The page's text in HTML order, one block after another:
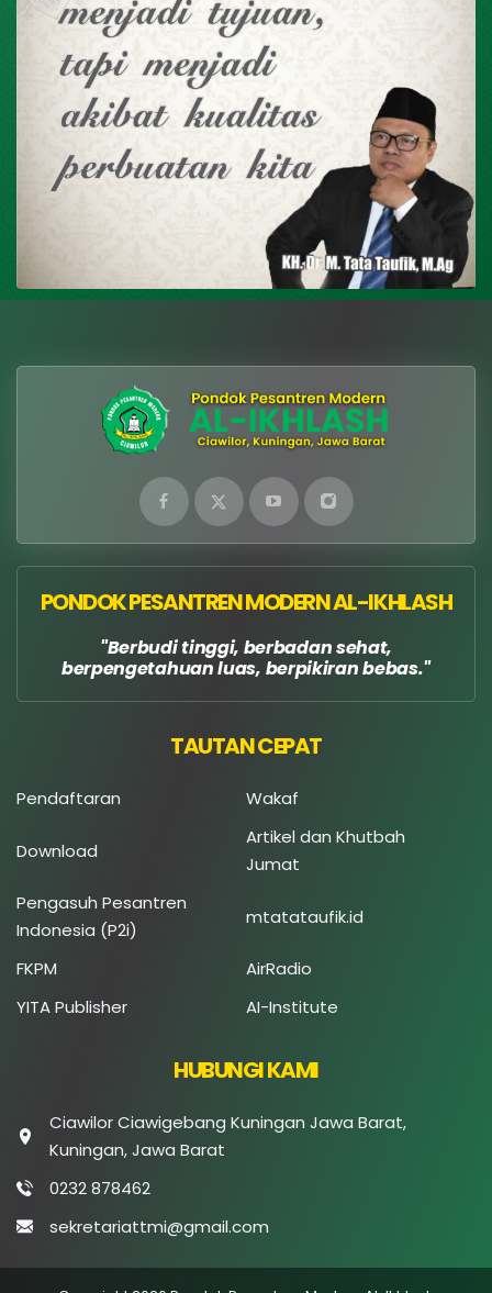
PONDOK PESANTREN MODERN AL-IKHLASH
Berbudi tinggi, berbadan sehat,
berpengetahuan luas, berpikiran bebas.
TAUTAN CEPAT
Pendaftaran Wakaf
Download
Artikel dan Khutbah
Jumat
Pengasuh Pesantren
Indonesia (P2i)
mtatataufik.id
FKPM
AirRadio
YITA Publisher
AI-Institute
HUBUNGI KAMI
Ciawilor Ciawigebang Kuningan Jawa Barat,
Kuningan, Jawa Barat
0232 878462
sekretariattmi@gmail.com